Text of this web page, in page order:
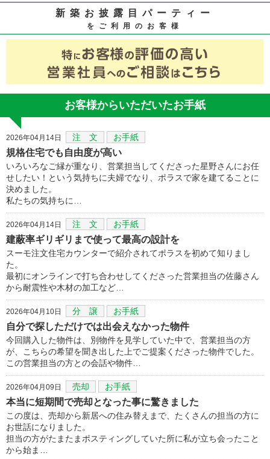
新築お披露目パーティー
をご利用のお客様
お客様からいただいたお手紙
2026年04月14日 注 文 お手紙
規格住宅でも自由度が高い
いろいろなご縁が重なり、営業担当してくださった星野さんにお任
せしたい！という気持ちに夫婦でなり、ポラスで家を建てることに
決めました。
私たちの気持ちに…
2026年04月14日 注 文 お手紙
建蔽率ギリギリまで使って最高の設計を
スーモ注文住宅カウンターで紹介されてポラスを初めて知りまし
た。
最初にオンラインで打ち合わせしてくださった営業担当の佐藤さん
から耐震性や木材の加工など…
2026年04月10日 分 譲 お手紙
自分で探しただけでは出会えなかった物件
今回購入した物件は、別物件を見学していた中で、営業担当の方
が、こちらの希望を聞き出した上でご提案くださった物件でした。
この営業担当の方との会話や物件…
2026年04月09日 売却 お手紙
本当に短期間で売却となった事に驚きました
この度は、売却から新居への住み替えまで、たくさんの担当の方に
お世話になりました。
担当の方がたまたまポスティングしていた所に私が立ち会ったこと
から始ま…